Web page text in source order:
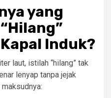
yang
Induk?
laut, istilah “hilang” tak
lenyap tanpa jejak